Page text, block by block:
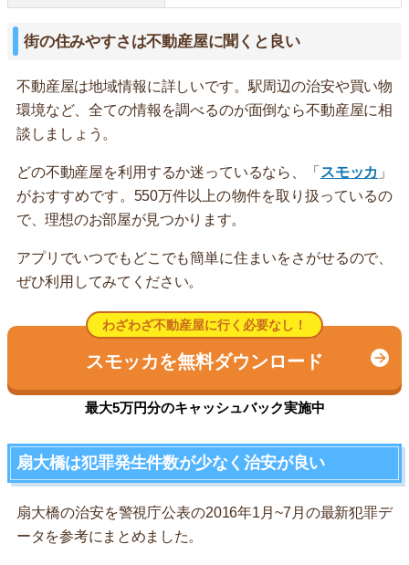
街の住みやすさは不動産屋に聞くと良い
不動産屋は地域情報に詳しいです。駅周辺の治安や買い物
環境など、全ての情報を調べるのが面倒なら不動産屋に相
談しましょう。
どの不動産屋を利用するか迷っているなら、「 スモッカ 」
がおすすめです。550万件以上の物件を取り扱っているの
で、理想のお部屋が見つかります。
アプリでいつでもどこでも簡単に住まいをさがせるので、
ぜひ利用してみてください。
わざわざ不動産屋に行く必要なし！
スモッカを無料ダウンロード
最大5万円分のキャッシュバック実施中
扇大橋は犯罪発生件数が少なく治安が良い
扇大橋の治安を警視庁公表の2016年1月~7月の最新犯罪デ
ータを参考にまとめました。